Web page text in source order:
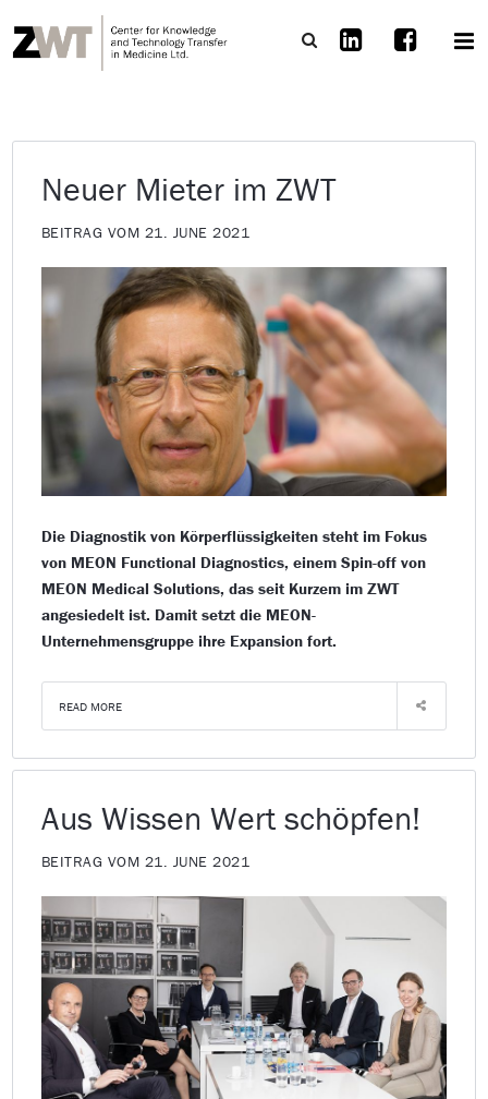
Neuer Mieter im ZWT
BEITRAG VOM 21. JUNE 2021
Die Diagnostik von Körperflüssigkeiten steht im Fokus
von MEON Functional Diagnostics, einem Spin-off von
MEON Medical Solutions, das seit Kurzem im ZWT
angesiedelt ist. Damit setzt die MEON-
Unternehmensgruppe ihre Expansion fort.
READ MORE
Aus Wissen Wert schöpfen!
BEITRAG VOM 21. JUNE 2021